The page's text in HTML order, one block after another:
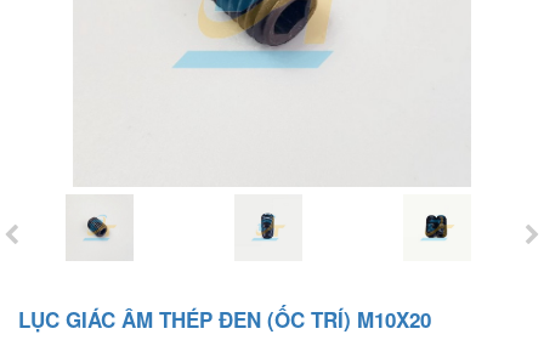
LỤC GIÁC ÂM THÉP ĐEN (ỐC TRÍ) M10X20